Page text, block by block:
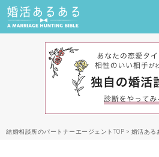
婚活と結婚
結婚相談所のパートナーエージェントTOP > 婚活ある